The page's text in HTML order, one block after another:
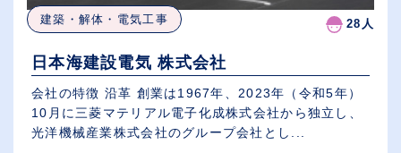
建築・解体・電気工事 28人
日本海建設電気 株式会社
会社の特徴 沿革 創業は1967年、2023年（令和5年）
10月に三菱マテリアル電子化成株式会社から独立し、
光洋機械産業株式会社のグループ会社とし...